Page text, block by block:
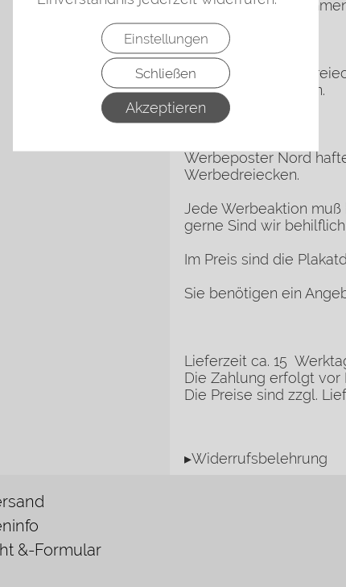
Einstellungen
Schließen
Akzeptieren
Material zum
Verluste
Sollten die
entstanden Schaden.
Haftung
Werbeposter Nord
Werbedreiecken.
Jede Werbeaktion
gerne Sind wir
Im Preis sind die
Sie benötigen ein
Lieferzeit ca. 15
Die Zahlung erfolgt vor
Die Preise sind zzgl.
▸Widerrufsbelehrung
&-Formular